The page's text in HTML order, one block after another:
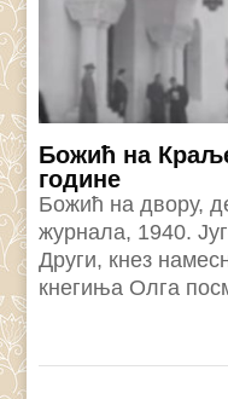
Божић на
године
Божић на двору,
журнала, 1940.
Други, кнез
кнегиња Олга